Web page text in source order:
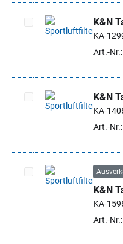
Artikel auswählen
K&N
KA-
Art.-
Artikel auswählen
K&N
KA-
Art.-
Artikel auswählen
K&N
KA-
Art.-